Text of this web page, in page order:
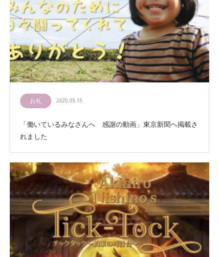
お礼 2020.05.15
「働いているみなさんへ 感謝の動画」東京新聞へ掲載さ
れました